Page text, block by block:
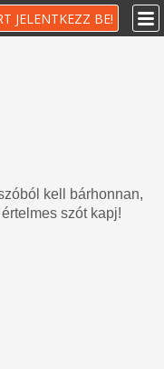
JELENTKEZZ BE!
kell bárhonnan,
szót kapj!